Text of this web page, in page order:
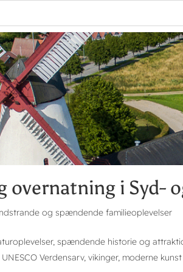
overnatning i Syd-
og spændende familieoplevelser
spændende historie og
Verdensarv, vikinger, moderne